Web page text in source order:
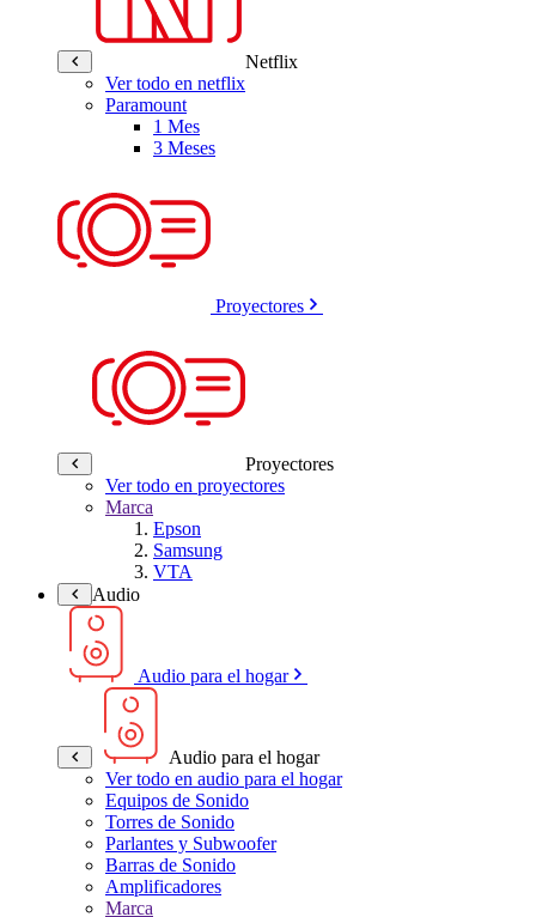
Netflix
Ver todo en netflix
Paramount
1 Mes
3 Meses
Proyectores
Proyectores
Ver todo en proyectores
Marca
Epson
Samsung
VTA
Audio
Audio para el hogar
Audio para el hogar
Ver todo en audio para el hogar
Equipos de Sonido
Torres de Sonido
Parlantes y Subwoofer
Barras de Sonido
Amplificadores
Marca